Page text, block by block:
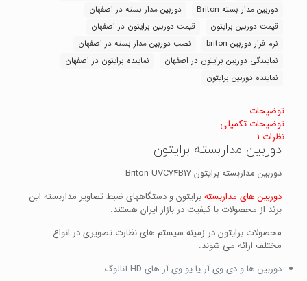
دوربین مدار بسته Briton
دوربین مدار بسته در اصفهان
قیمت دوربین برایتون
قیمت دوربین برایتون در اصفهان
نرم فزار دوربین briton
نصب دوربین مدار بسته در اصفهان
نمایندگی دوربین برایتون در اصفهان
نماینده برایتون در اصفهان
نماینده دوربین برایتون
توضیحات
توضیحات تکمیلی
نظرات 1
دوربین مداربسته برایتون
دوربین مداربسته برایتون Briton UVC74B17
دوربین های مداربستهبرایتون و دستگاههای ضبط تصاویر مداربسته این
برند از محصولات با کیفیت در بازار ایران هستند.
محصولات برایتون در زمینه سیستم های نظارت تصویری در انواع
مختلف ارائه می شوند.
دوربین ها و دی وی آر یا یو وی آر های HD آنالوگ.